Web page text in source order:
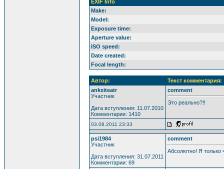
EXIF Info
Make:
Model:
Exposure time:
Aperture value:
ISO speed:
Date created:
Focal length:
Автор:
Текст комментария:
ankxiteatr
Участник
Дата вступления: 11.07.2010
Комментарии: 1410
comment
Это реально?!!
03.08.2011 23:33
psi1984
Участник
Дата вступления: 31.07.2011
Комментарии: 69
comment
Абсолютно! Я только